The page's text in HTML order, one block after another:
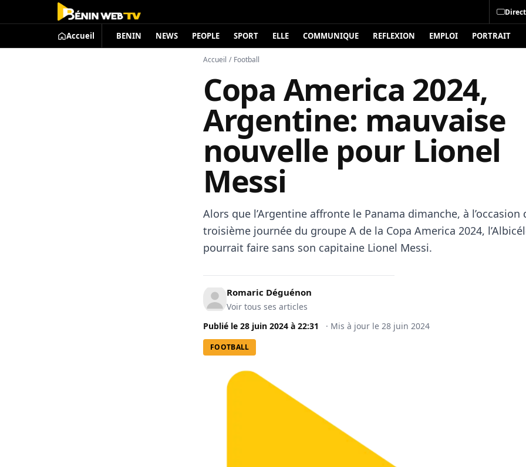
Accueil BENIN NEWS PEOPLE SPORT ELLE COMMUNIQUE REFLEXION EMPLOI PORTRAIT
Accueil / Football
Copa America 2024,
Argentine: mauvaise
nouvelle pour Lionel
Messi
Alors que l’Argentine affronte le Panama dimanche, à l’occasion
troisième journée du groupe A de la Copa America 2024,
pourrait faire sans son capitaine Lionel Messi.
Romaric Déguénon
Voir tous ses articles
Publié le 28 juin 2024 à 22:31 · Mis à jour le 28 juin 2024
FOOTBALL